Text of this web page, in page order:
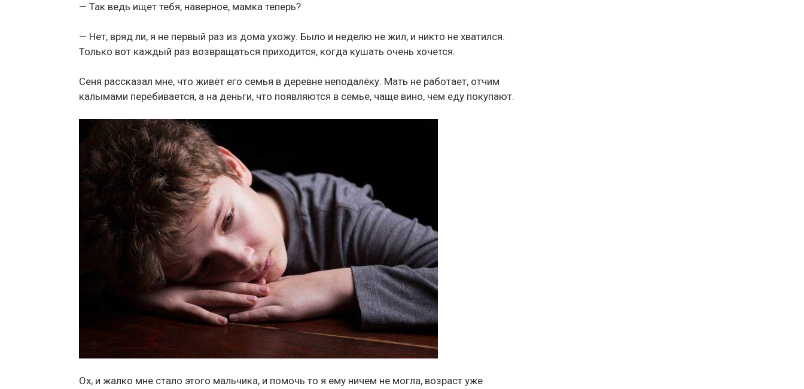
— Так ведь ищет тебя, наверное, мамка теперь?
— Нет, вряд ли, я не первый раз из дома ухожу. Было и неделю не жил, и никто не хватился.
Только вот каждый раз возвращаться приходится, когда кушать очень хочется.
Сеня рассказал мне, что живёт его семья в деревне неподалёку. Мать не работает, отчим
калымами перебивается, а на деньги, что появляются в семье, чаще вино, чем еду покупают.
Ох, и жалко мне стало этого мальчика, и помочь то я ему ничем не могла, возраст уже